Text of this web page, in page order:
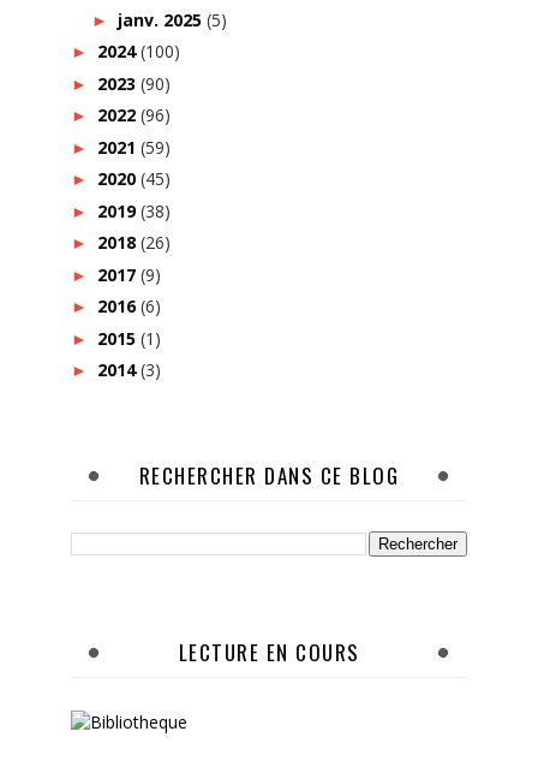
► janv. 2025 (5)
► 2024(100)
► 2023 (90)
► 2022 (96)
► 2021 (59)
► 2020 (45)
► 2019(38)
► 2018 (26)
► 2017 (9)
► 2016(6)
► 2015 (1)
► 2014(3)
RECHERCHER DANS CE BLOG
LECTURE EN COURS